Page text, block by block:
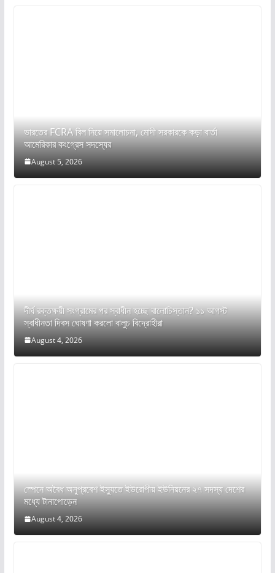
ভারতের FCRA বিল নিয়ে সমালোচনা, মোদী সরকারকে কড়া বার্তা
আমেরিকার কংগ্রেস সদস্যের
August 5, 2026
দীর্ঘ রক্তক্ষয়ী সংগ্রামের পর স্বাধীন হচ্ছে বালোচিস্তান? ১১ আগস্ট
স্বাধীনতা দিবস ঘোষণা করলো বালুচ বিদ্রোহীরা
August 4, 2026
স্পেনে অবৈধ অনুপ্রবেশ ইস্যুতে ইউরোপীয় ইউনিয়নের ২৭ সদস্য দেশের
মধ্যে টানাপোড়েন
August 4, 2026